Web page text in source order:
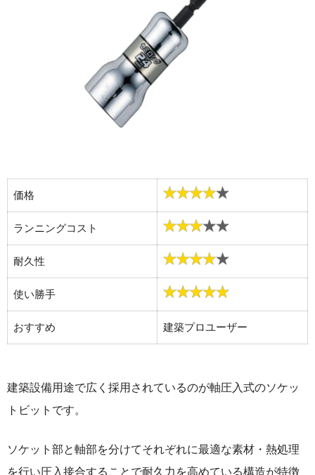
価格
ランニングコスト
耐久性
使い勝手
おすすめ 建築プロユーザー
建築設備用途で広く採用されているのが軸圧入式のソケッ
トビットです。
ソケット部と軸部を分けてそれぞれに最適な素材・熱処理
を行い圧入接合することで耐久力を高めている構造が特徴